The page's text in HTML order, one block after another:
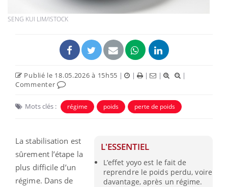
SENG KUI LIM/ISTOCK
Publié le 18.05.2026 à 15h55 | | | |
|
Commenter
Mots clés : régime poids perte de poids
L'ESSENTIEL
L’effet yoyo est le fait de
reprendre le poids perdu, voire
davantage, après un régime.
La stabilisation est
sûrement l’étape la
plus difficile d’un
régime. Dans de